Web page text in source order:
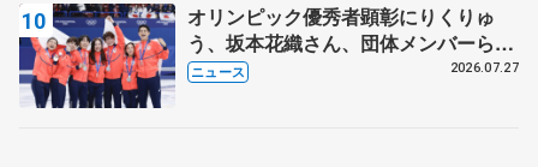
オリンピック優秀者顕彰にりくりゅ
う、坂本花織さん、団体メンバーら
8月7日に文科省が表彰式、ブルーノ・
ニュース 2026.07.27